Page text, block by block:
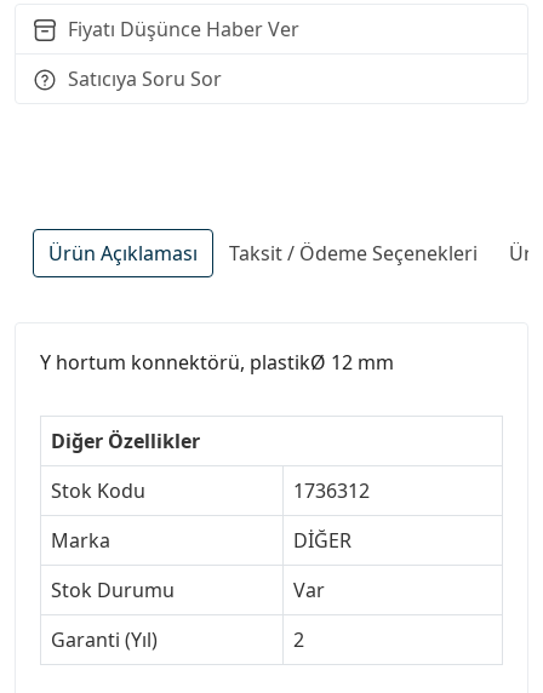
Fiyatı Düşünce Haber Ver
Satıcıya Soru Sor
Ürün Açıklaması Taksit / Ödeme Seçenekleri
Y hortum konnektörü, plastikØ 12 mm
Diğer Özellikler
Stok Kodu
1736312
Marka
DİĞER
Stok Durumu
Var
Garanti (Yıl)
2